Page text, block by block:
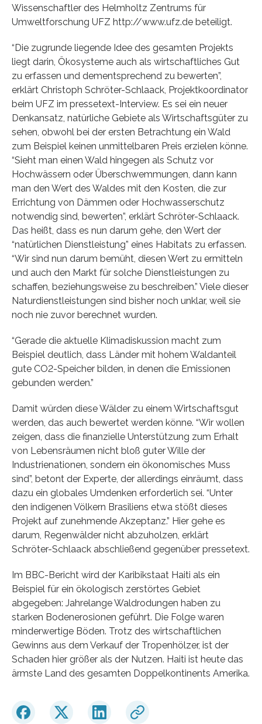
Wissenschaftler des Helmholtz Zentrums für
Umweltforschung UFZ http://www.ufz.de beteiligt.
“Die zugrunde liegende Idee des gesamten Projekts
liegt darin, Ökosysteme auch als wirtschaftliches Gut
zu erfassen und dementsprechend zu bewerten”,
erklärt Christoph Schröter-Schlaack, Projektkoordinator
beim UFZ im pressetext-Interview. Es sei ein neuer
Denkansatz, natürliche Gebiete als Wirtschaftsgüter zu
sehen, obwohl bei der ersten Betrachtung ein Wald
zum Beispiel keinen unmittelbaren Preis erzielen könne.
“Sieht man einen Wald hingegen als Schutz vor
Hochwässern oder Überschwemmungen, dann kann
man den Wert des Waldes mit den Kosten, die zur
Errichtung von Dämmen oder Hochwasserschutz
notwendig sind, bewerten”, erklärt Schröter-Schlaack.
Das heißt, dass es nun darum gehe, den Wert der
“natürlichen Dienstleistung” eines Habitats zu erfassen.
“Wir sind nun darum bemüht, diesen Wert zu ermitteln
und auch den Markt für solche Dienstleistungen zu
schaffen, beziehungsweise zu beschreiben.” Viele dieser
Naturdienstleistungen sind bisher noch unklar, weil sie
noch nie zuvor berechnet wurden.
“Gerade die aktuelle Klimadiskussion macht zum
Beispiel deutlich, dass Länder mit hohem Waldanteil
gute CO2-Speicher bilden, in denen die Emissionen
gebunden werden.”
Damit würden diese Wälder zu einem Wirtschaftsgut
werden, das auch bewertet werden könne. “Wir wollen
zeigen, dass die finanzielle Unterstützung zum Erhalt
von Lebensräumen nicht bloß guter Wille der
Industrienationen, sondern ein ökonomisches Muss
sind”, betont der Experte, der allerdings einräumt, dass
dazu ein globales Umdenken erforderlich sei. “Unter
den indigenen Völkern Brasiliens etwa stößt dieses
Projekt auf zunehmende Akzeptanz.” Hier gehe es
darum, Regenwälder nicht abzuholzen, erklärt
Schröter-Schlaack abschließend gegenüber pressetext.
Im BBC-Bericht wird der Karibikstaat Haiti als ein
Beispiel für ein ökologisch zerstörtes Gebiet
abgegeben: Jahrelange Waldrodungen haben zu
starken Bodenerosionen geführt. Die Folge waren
minderwertige Böden. Trotz des wirtschaftlichen
Gewinns aus dem Verkauf der Tropenhölzer, ist der
Schaden hier größer als der Nutzen. Haiti ist heute das
ärmste Land des gesamten Doppelkontinents Amerika.